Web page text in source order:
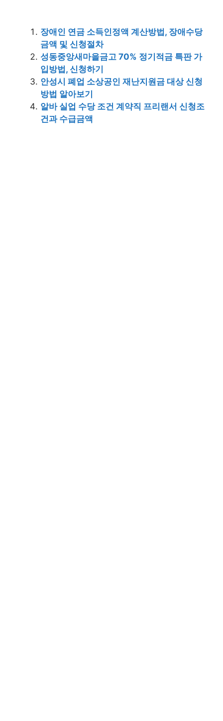
장애인 연금 소득인정액 계산방법, 장애수당
금액 및 신청절차
성동중앙새마을금고 70% 정기적금 특판 가
입방법, 신청하기
안성시 폐업 소상공인 재난지원금 대상 신청
방법 알아보기
알바 실업 수당 조건 계약직 프리랜서 신청조
건과 수급금액